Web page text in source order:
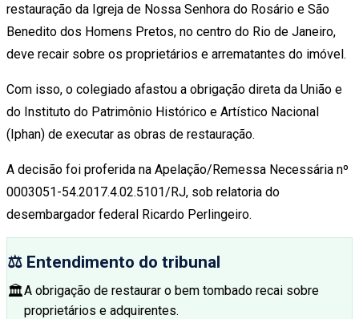
restauração da Igreja de Nossa Senhora do Rosário e São
Benedito dos Homens Pretos, no centro do Rio de Janeiro,
deve recair sobre os proprietários e arrematantes do imóvel.
Com isso, o colegiado afastou a obrigação direta da União e
do Instituto do Patrimônio Histórico e Artístico Nacional
(Iphan) de executar as obras de restauração.
A decisão foi proferida na Apelação/Remessa Necessária nº
0003051-54.2017.4.02.5101/RJ, sob relatoria do
desembargador federal Ricardo Perlingeiro.
⚖️ Entendimento do tribunal
🏛️A obrigação de restaurar o bem tombado recai sobre
proprietários e adquirentes.